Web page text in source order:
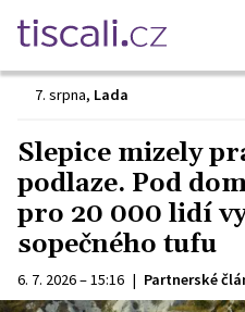
7. srpna, Lada
Slepice mizely
podlaze. Pod
pro 20 000 lidí
sopečného tufu
6. 7. 2026 – 15:16 | Partnerské